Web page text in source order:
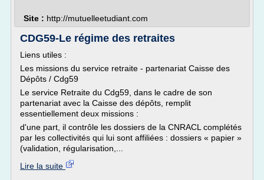
Site : http://mutuelleetudiant.com
CDG59-Le régime des retraites
Liens utiles :
Les missions du service retraite - partenariat Caisse des
Dépôts / Cdg59
Le service Retraite du Cdg59, dans le cadre de son
partenariat avec la Caisse des dépôts, remplit
essentiellement deux missions :
d'une part, il contrôle les dossiers de la CNRACL complétés
par les collectivités qui lui sont affiliées : dossiers « papier »
(validation, régularisation,...
Lire la suite